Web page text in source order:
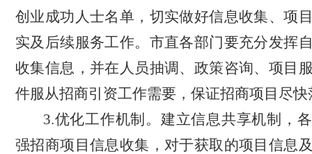
创业成功人士名单，切实做好信息收集、项
实及后续服务工作。市直各部门要充分发挥
收集信息，并在人员抽调、政策咨询、项目
件服从招商引资工作需要，保证招商项目尽
3.优化工作机制。 建立信息共享机制，
强招商项目信息收集，对于获取的项目信息